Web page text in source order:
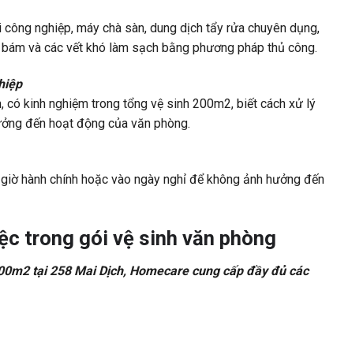
nghiệp, máy chà sàn, dung dịch tẩy rửa chuyên dụng,
và các vết khó làm sạch bằng phương pháp thủ công.
kinh nghiệm trong tổng vệ sinh 200m2, biết cách xử lý
đến hoạt động của văn phòng.
hành chính hoặc vào ngày nghỉ để không ảnh hưởng đến
trong gói vệ sinh văn phòng
tại 258 Mai Dịch, Homecare cung cấp đầy đủ các